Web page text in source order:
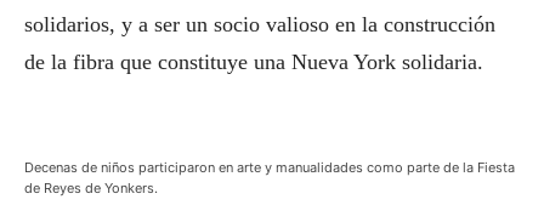
solidarios, y a ser un socio valioso en la construcción
de la fibra que constituye una Nueva York solidaria.
Decenas de niños participaron en arte y manualidades como parte de la Fiesta
de Reyes de Yonkers.